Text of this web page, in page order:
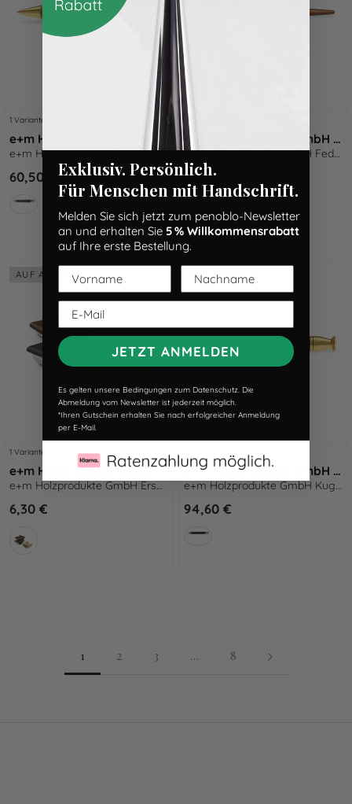
1 Variante
e+m Holzprodukte GmbH Kugelschreiber QUEEN natur
e+m Holzprodukte GmbH Kugelschreiber QUEEN natur
60,50 €
1 Variante
e+m Holzprodukte GmbH Federhalter & Federn CURVE antik
e+m Holzprodukte GmbH Federhalter & Federn CURVE antik
20,50 €
AUF ANFRAGE
1 Variante
e+m Holzprodukte GmbH Ersatzteile ERSATZPAPIER weiß
e+m Holzprodukte GmbH Ersatzteile ERSATZPAPIER weiß
6,30 €
AUF ANFRAGE
e+m Holzprodukte GmbH Kugelschreiber KING CUIO cognac
e+m Holzprodukte GmbH Kugelschreiber KING CUIO cognac
94,60 €
1 2 3 … 8
Exklusiv. Persönlich.
Für Menschen mit Handschrift.
Melden Sie sich jetzt zum penoblo-Newsletter
an und erhalten Sie 5 % Willkommensrabatt
auf Ihre erste Bestellung.
JETZT ANMELDEN
Es gelten unsere Bedingungen zum Datenschutz. Die
Abmeldung vom Newsletter ist jederzeit möglich.
*Ihren Gutschein erhalten Sie nach erfolgreicher Anmeldung
per E-Mail.